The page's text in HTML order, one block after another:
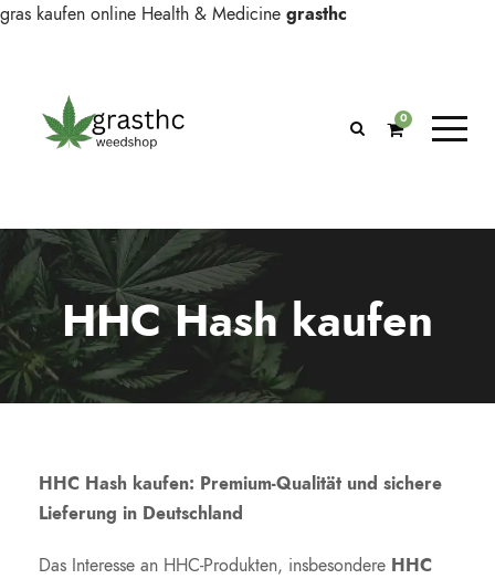
gras kaufen online Health & Medicine grasthc
0
HHC Hash kaufen
HHC Hash kaufen: Premium-Qualität und sichere
Lieferung in Deutschland
Das Interesse an HHC-Produkten, insbesondere HHC